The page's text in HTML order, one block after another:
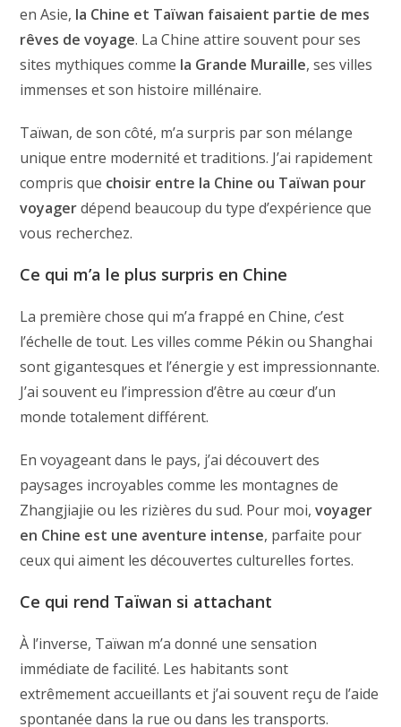
en Asie, la Chine et Taïwan faisaient partie de mes
rêves de voyage. La Chine attire souvent pour ses
sites mythiques comme la Grande Muraille, ses villes
immenses et son histoire millénaire.
Taïwan, de son côté, m’a surpris par son mélange
unique entre modernité et traditions. J’ai rapidement
compris que choisir entre la Chine ou Taïwan pour
voyagerdépend beaucoup du type d’expérience que
vous recherchez.
Ce qui m’a le plus surpris en Chine
La première chose qui m’a frappé en Chine, c’est
l’échelle de tout. Les villes comme Pékin ou Shanghai
sont gigantesques et l’énergie y est impressionnante.
J’ai souvent eu l’impression d’être au cœur d’un
monde totalement différent.
En voyageant dans le pays, j’ai découvert des
paysages incroyables comme les montagnes de
Zhangjiajie ou les rizières du sud. Pour moi,voyager
en Chine est une aventure intense, parfaite pour
ceux qui aiment les découvertes culturelles fortes.
Ce qui rend Taïwan si attachant
À l’inverse, Taïwan m’a donné une sensation
immédiate de facilité. Les habitants sont
extrêmement accueillants et j’ai souvent reçu de l’aide
spontanée dans la rue ou dans les transports.